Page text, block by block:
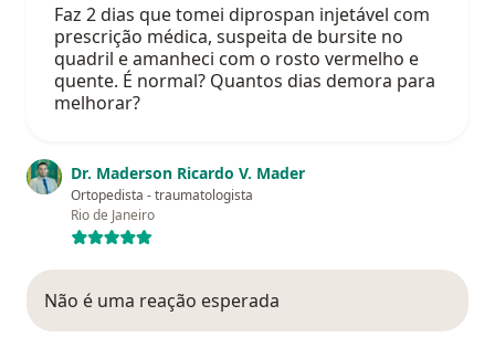
Faz 2 dias que tomei diprospan injetável com
prescrição médica, suspeita de bursite no
quadril e amanheci com o rosto vermelho e
quente. É normal? Quantos dias demora para
melhorar?
Dr. Maderson Ricardo V. Mader
Ortopedista - traumatologista
Rio de Janeiro
Não é uma reação esperada